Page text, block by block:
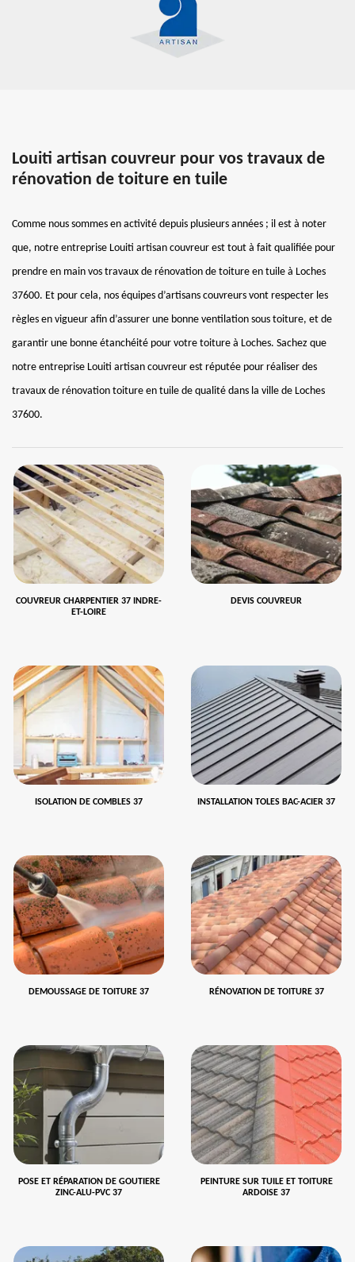
Louiti artisan couvreur pour vos travaux de
rénovation de toiture en tuile
Comme nous sommes en activité depuis plusieurs années ; il est à noter
que, notre entreprise Louiti artisan couvreur est tout à fait qualifiée pour
prendre en main vos travaux de rénovation de toiture en tuile à Loches
37600. Et pour cela, nos équipes d’artisans couvreurs vont respecter les
règles en vigueur afin d’assurer une bonne ventilation sous toiture, et de
garantir une bonne étanchéité pour votre toiture à Loches. Sachez que
notre entreprise Louiti artisan couvreur est réputée pour réaliser des
travaux de rénovation toiture en tuile de qualité dans la ville de Loches
37600.
COUVREUR CHARPENTIER 37 INDRE-
ET-LOIRE
DEVIS COUVREUR
ISOLATION DE COMBLES 37 INSTALLATION TOLES BAC-ACIER 37
DEMOUSSAGE DE TOITURE 37 RÉNOVATION DE TOITURE 37
POSE ET RÉPARATION DE GOUTIERE
ZINC-ALU-PVC 37
PEINTURE SUR TUILE ET TOITURE
ARDOISE 37